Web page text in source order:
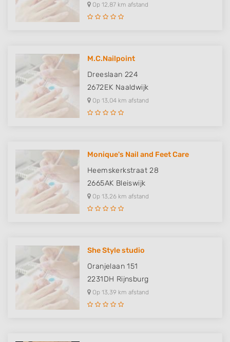
Op 12,87 km afstand
M.C.Nailpoint
Dreeslaan 224
2672EK Naaldwijk
Op 13,04 km afstand
Monique's Nail and Feet Care
Heemskerkstraat 28
2665AK Bleiswijk
Op 13,26 km afstand
She Style studio
Oranjelaan 151
2231DH Rijnsburg
Op 13,39 km afstand